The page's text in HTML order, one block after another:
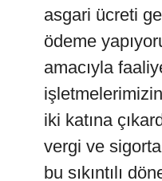
asgari ücreti
ödeme
amacıyla
iki katına
vergi ve
bu sıkıntılı